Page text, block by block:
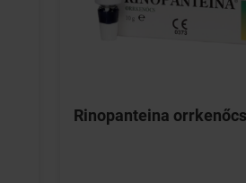
Rinopanteina